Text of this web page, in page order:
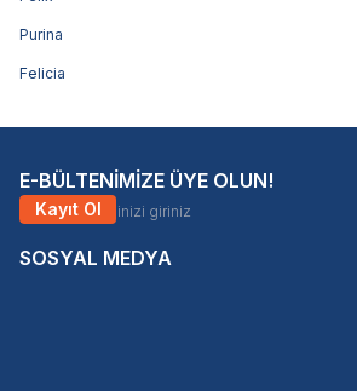
Purina
Felicia
E-BÜLTENİMİZE ÜYE OLUN!
Kayıt Ol
SOSYAL MEDYA